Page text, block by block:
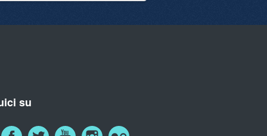
su